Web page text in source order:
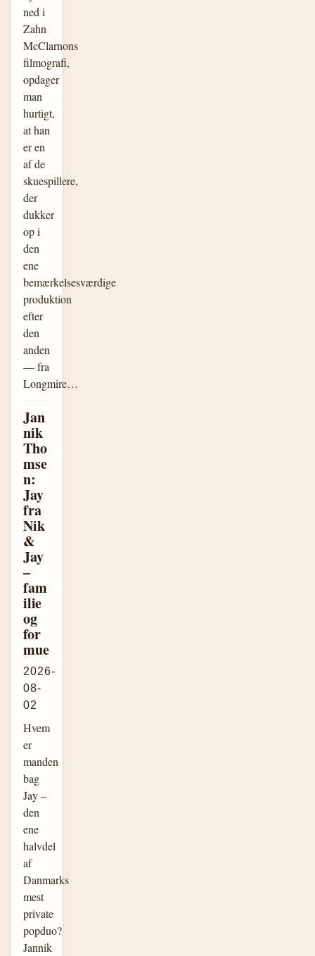
ned i
Zahn
McClarnons
filmografi,
opdager
man
hurtigt,
at han
er en
af de
skuespillere,
der
dukker
op i
den
ene
bemærkelsesværdige
produktion
efter
den
anden
— fra
Longmire…
Jan
nik
Tho
mse
n:
Jay
fra
Nik
&
Jay
–
fam
ilie
og
for
mue
2026-
08-
02
Hvem
er
manden
bag
Jay –
den
ene
halvdel
af
Danmarks
mest
private
popduo?
Jannik